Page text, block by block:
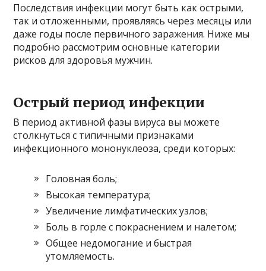
Последствия инфекции могут быть как острыми,
так и отложенными, проявляясь через месяцы или
даже годы после первичного заражения. Ниже мы
подробно рассмотрим основные категории
рисков для здоровья мужчин.
Острый период инфекции
В период активной фазы вируса вы можете
столкнуться с типичными признаками
инфекционного мононуклеоза, среди которых:
Головная боль;
Высокая температура;
Увеличение лимфатических узлов;
Боль в горле с покраснением и налетом;
Общее недомогание и быстрая
утомляемость.